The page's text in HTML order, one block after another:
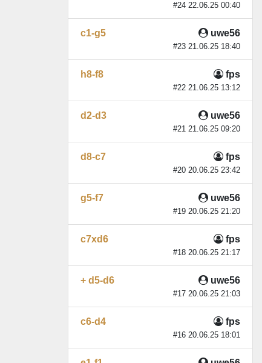
#24 22.06.25 00:40
uwe56
#23 21.06.25 18:40
c1-g5
fps
#22 21.06.25 13:12
h8-f8
uwe56
#21 21.06.25 09:20
d2-d3
fps
#20 20.06.25 23:42
d8-c7
uwe56
#19 20.06.25 21:20
g5-f7
fps
#18 20.06.25 21:17
c7xd6
uwe56
#17 20.06.25 21:03
+ d5-d6
fps
#16 20.06.25 18:01
c6-d4